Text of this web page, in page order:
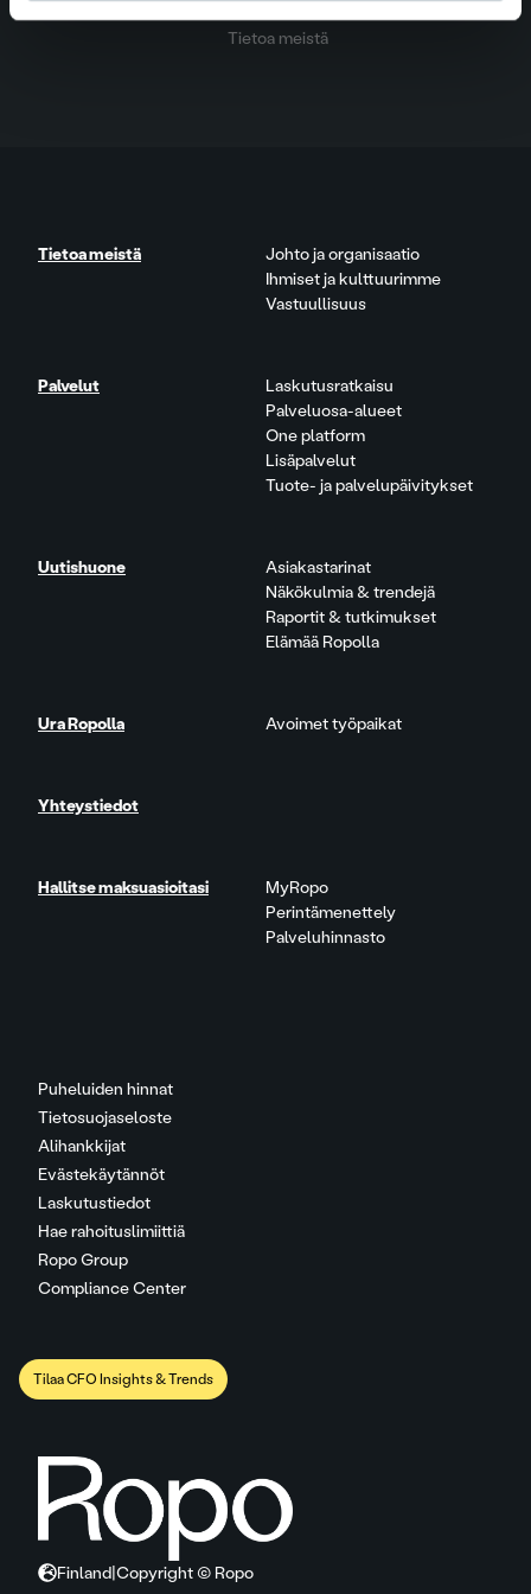
Tietoa meistä
Puheluiden hinnat
Tietosuojaseloste
Alihankkijat
Evästekäytännöt
Laskutustiedot
Hae rahoituslimiittiä
Ropo Group
Compliance Center
Tietoa meistä
Johto ja organisaatio
Ihmiset ja kulttuurimme
Vastuullisuus
Palvelut
Laskutusratkaisu
Palveluosa-alueet
One platform
Lisäpalvelut
Tuote- ja palvelupäivitykset
Uutishuone
Asiakastarinat
Näkökulmia & trendejä
Raportit & tutkimukset
Elämää Ropolla
Ura Ropolla Avoimet työpaikat
Yhteystiedot
Hallitse maksuasioitasi
MyRopo
Perintämenettely
Palveluhinnasto
Tilaa CFO Insights & Trends
Finland Copyright © Ropo